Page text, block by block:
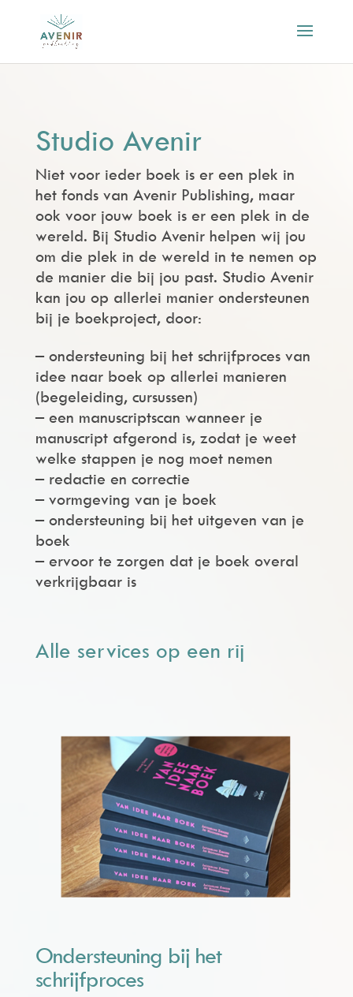
Studio Avenir
Niet voor ieder boek is er een plek in
het fonds van Avenir Publishing, maar
ook voor jouw boek is er een plek in de
wereld. Bij Studio Avenir helpen wij jou
om die plek in de wereld in te nemen op
de manier die bij jou past. Studio Avenir
kan jou op allerlei manier ondersteunen
bij je boekproject, door:
– ondersteuning bij het schrijfproces van
idee naar boek op allerlei manieren
(begeleiding, cursussen)
– een manuscriptscan wanneer je
manuscript afgerond is, zodat je weet
welke stappen je nog moet nemen
– redactie en correctie
– vormgeving van je boek
– ondersteuning bij het uitgeven van je
boek
– ervoor te zorgen dat je boek overal
verkrijgbaar is
Alle services op een rij
Ondersteuning bij het
schrijfproces